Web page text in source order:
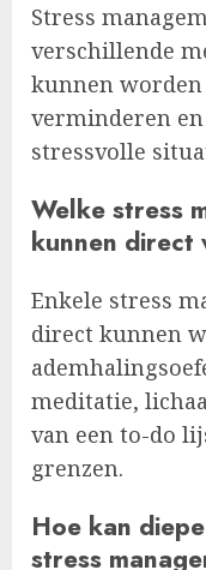
Stress
verschillende
kunnen worden
verminderen
stressvolle
Welke stress
kunnen direct
Enkele stress
direct kunnen
meditatie,
van een to-do
grenzen.
Hoe kan
stress